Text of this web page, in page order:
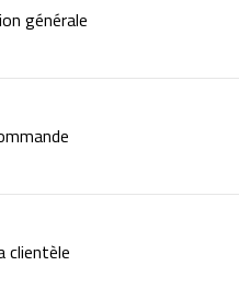
générale
clientèle